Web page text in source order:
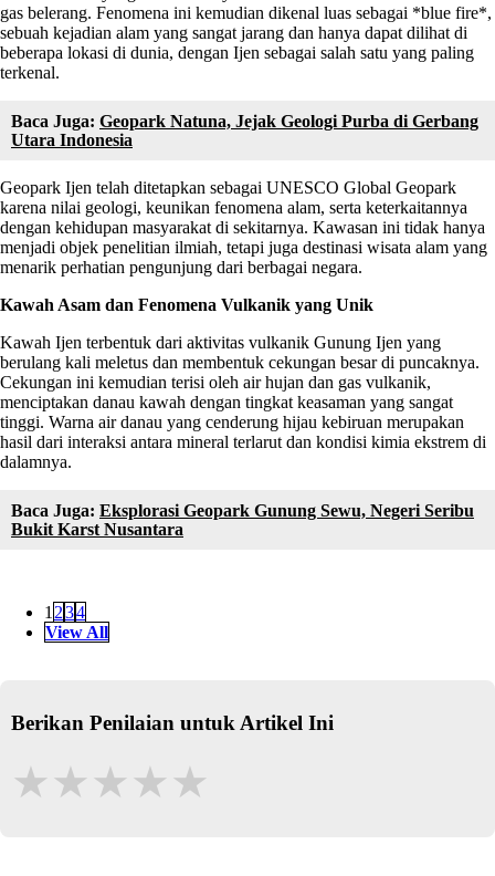
gas belerang. Fenomena ini kemudian dikenal luas sebagai *blue fire*,
sebuah kejadian alam yang sangat jarang dan hanya dapat dilihat di
beberapa lokasi di dunia, dengan Ijen sebagai salah satu yang paling
terkenal.
Baca Juga: Geopark Natuna, Jejak Geologi Purba di Gerbang
Utara Indonesia
Geopark Ijen telah ditetapkan sebagai UNESCO Global Geopark
karena nilai geologi, keunikan fenomena alam, serta keterkaitannya
dengan kehidupan masyarakat di sekitarnya. Kawasan ini tidak hanya
menjadi objek penelitian ilmiah, tetapi juga destinasi wisata alam yang
menarik perhatian pengunjung dari berbagai negara.
Kawah Asam dan Fenomena Vulkanik yang Unik
Kawah Ijen terbentuk dari aktivitas vulkanik Gunung Ijen yang
berulang kali meletus dan membentuk cekungan besar di puncaknya.
Cekungan ini kemudian terisi oleh air hujan dan gas vulkanik,
menciptakan danau kawah dengan tingkat keasaman yang sangat
tinggi. Warna air danau yang cenderung hijau kebiruan merupakan
hasil dari interaksi antara mineral terlarut dan kondisi kimia ekstrem di
dalamnya.
Baca Juga: Eksplorasi Geopark Gunung Sewu, Negeri Seribu
Bukit Karst Nusantara
1 234
View All
Berikan Penilaian untuk Artikel Ini
★★★★★